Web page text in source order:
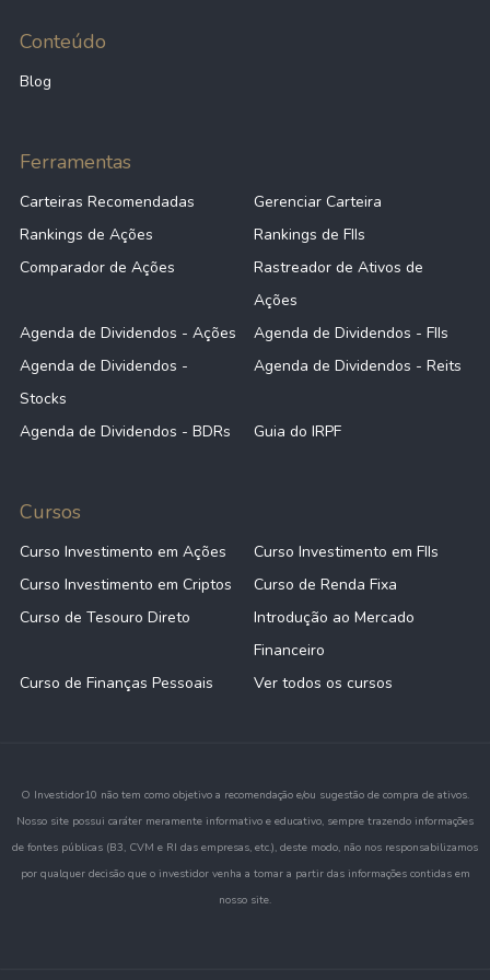
Conteúdo
Blog
Ferramentas
Carteiras Recomendadas
Gerenciar Carteira
Rankings de Ações
Rankings de FIIs
Comparador de Ações
Rastreador de Ativos de
Ações
Agenda de Dividendos - Ações
Agenda de Dividendos - FIIs
Agenda de Dividendos -
Stocks
Agenda de Dividendos - Reits
Agenda de Dividendos - BDRs Guia do IRPF
Cursos
Curso Investimento em Ações
Curso Investimento em FIIs
Curso Investimento em Criptos
Curso de Renda Fixa
Curso de Tesouro Direto
Introdução ao Mercado
Financeiro
Curso de Finanças Pessoais
Ver todos os cursos
O Investidor10 não tem como objetivo a recomendação e/ou sugestão de compra de ativos.
Nosso site possui caráter meramente informativo e educativo, sempre trazendo informações
de fontes públicas (B3, CVM e RI das empresas, etc.), deste modo, não nos responsabilizamos
por qualquer decisão que o investidor venha a tomar a partir das informações contidas em
nosso site.